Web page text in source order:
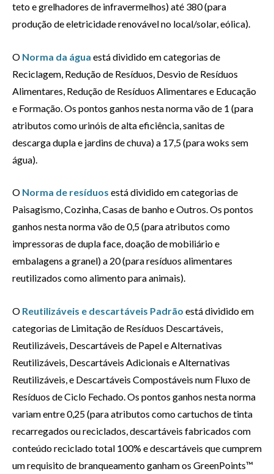
teto e grelhadores de infravermelhos) até 380 (para
produção de eletricidade renovável no local/solar, eólica).
O Norma da água está dividido em categorias de
Reciclagem, Redução de Resíduos, Desvio de Resíduos
Alimentares, Redução de Resíduos Alimentares e Educação
e Formação. Os pontos ganhos nesta norma vão de 1 (para
atributos como urinóis de alta eficiência, sanitas de
descarga dupla e jardins de chuva) a 17,5 (para woks sem
água).
O Norma de resíduos está dividido em categorias de
Paisagismo, Cozinha, Casas de banho e Outros. Os pontos
ganhos nesta norma vão de 0,5 (para atributos como
impressoras de dupla face, doação de mobiliário e
embalagens a granel) a 20 (para resíduos alimentares
reutilizados como alimento para animais).
O Reutilizáveis e descartáveis Padrão está dividido em
categorias de Limitação de Resíduos Descartáveis,
Reutilizáveis, Descartáveis de Papel e Alternativas
Reutilizáveis, Descartáveis Adicionais e Alternativas
Reutilizáveis, e Descartáveis Compostáveis num Fluxo de
Resíduos de Ciclo Fechado. Os pontos ganhos nesta norma
variam entre 0,25 (para atributos como cartuchos de tinta
recarregados ou reciclados, descartáveis fabricados com
conteúdo reciclado total 100% e descartáveis que cumprem
um requisito de branqueamento ganham os GreenPoints™